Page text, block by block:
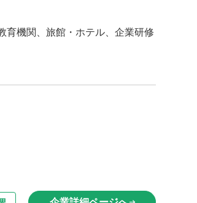
育機関、旅館・ホテル、企業研修